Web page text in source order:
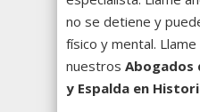
no se detiene y
físico y mental. Llame
nuestros Abogados
y Espalda en